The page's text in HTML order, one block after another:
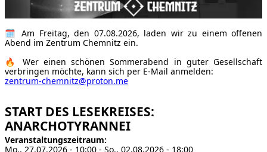
🗓 Am Freitag, den 07.08.2026, laden wir zu einem offenen
Abend im Zentrum Chemnitz ein.
🔥 Wer einen schönen Sommerabend in guter Gesellschaft
verbringen möchte, kann sich per E-Mail anmelden:
zentrum-chemnitz@proton.me
START DES LESEKREISES:
ANARCHOTYRANNEI
Veranstaltungszeitraum
Mo., 27.07.2026 - 10:00 - So., 02.08.2026 - 18:00